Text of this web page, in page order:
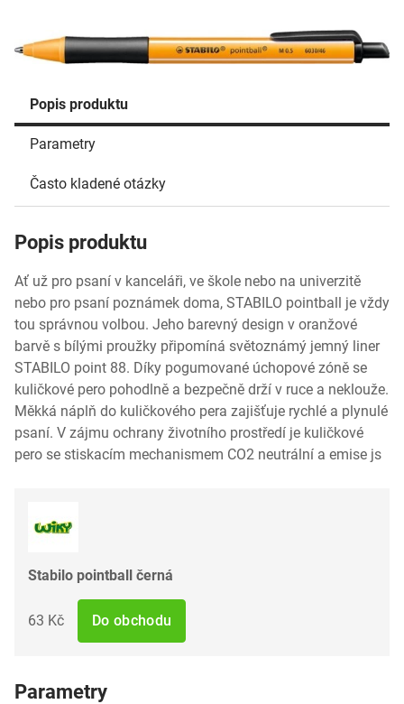
Popis produktu
Parametry
Často kladené otázky
Popis produktu
Ať už pro psaní v kanceláři, ve škole nebo na univerzitě
nebo pro psaní poznámek doma, STABILO pointball je vždy
tou správnou volbou. Jeho barevný design v oranžové
barvě s bílými proužky připomíná světoznámý jemný liner
STABILO point 88. Díky pogumované úchopové zóně se
kuličkové pero pohodlně a bezpečně drží v ruce a neklouže.
Měkká náplň do kuličkového pera zajišťuje rychlé a plynulé
psaní. V zájmu ochrany životního prostředí je kuličkové
pero se stiskacím mechanismem CO2 neutrální a emise js
Stabilo pointball černá
63 Kč Do obchodu
Parametry